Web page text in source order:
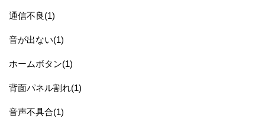
通信不良(1)
音が出ない(1)
ホームボタン(1)
背面パネル割れ(1)
音声不具合(1)